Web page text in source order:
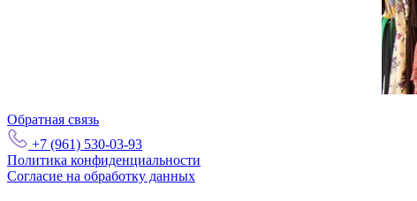
Обратная связь
+7 (961) 530-03-93
Политика конфиденциальности
Согласие на обработку данных